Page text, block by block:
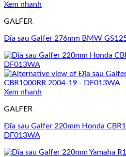
Xem nhanh
GALFER
Đĩa sau Galfer 276mm BMW
Xem nhanh
GALFER
Đĩa sau Galfer 220mm Honda
DF013WA